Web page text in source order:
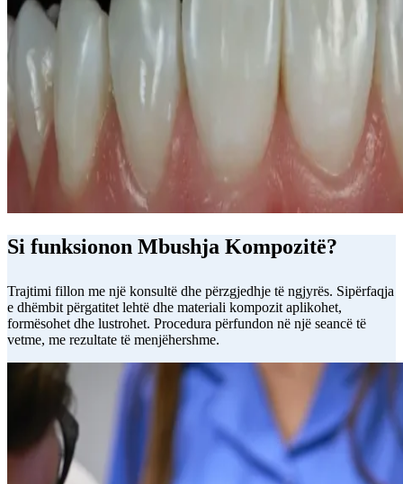
Si funksionon Mbushja Kompozitë?
Trajtimi fillon me një konsultë dhe përzgjedhje të ngjyrës. Sipërfaqja
e dhëmbit përgatitet lehtë dhe materiali kompozit aplikohet,
formësohet dhe lustrohet. Procedura përfundon në një seancë të
vetme, me rezultate të menjëhershme.